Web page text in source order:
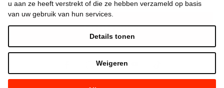
u aan ze heeft verstrekt of die ze hebben verzameld op basis
van uw gebruik van hun services.
Weigeren
Details tonen
Laatste nieuws